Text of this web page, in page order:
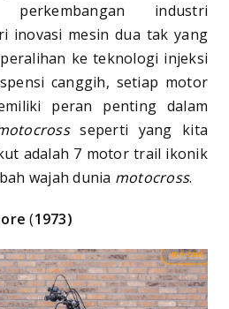
industri
inovasi mesin dua tak yang
ke teknologi injeksi
canggih, setiap motor
peran penting dalam
seperti yang kita
adalah 7 motor trail ikonik
wajah dunia motocross.
(1973)